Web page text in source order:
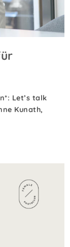
Let’s talk
Kunath,